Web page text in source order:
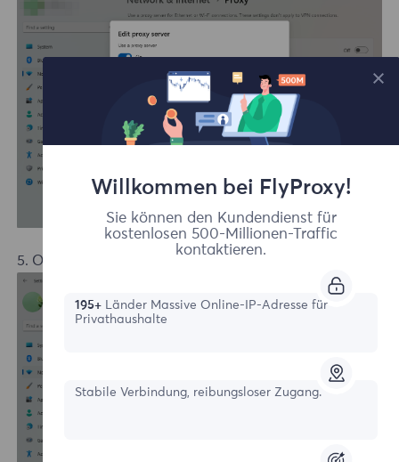
5. Once entered, click
Willkommen bei FlyProxy!
Sie können den Kundendienst für
kostenlosen 500-Millionen-Traffic
kontaktieren.
195+ Länder Massive Online-IP-Adresse für
Privathaushalte
Stabile Verbindung, reibungsloser Zugang.